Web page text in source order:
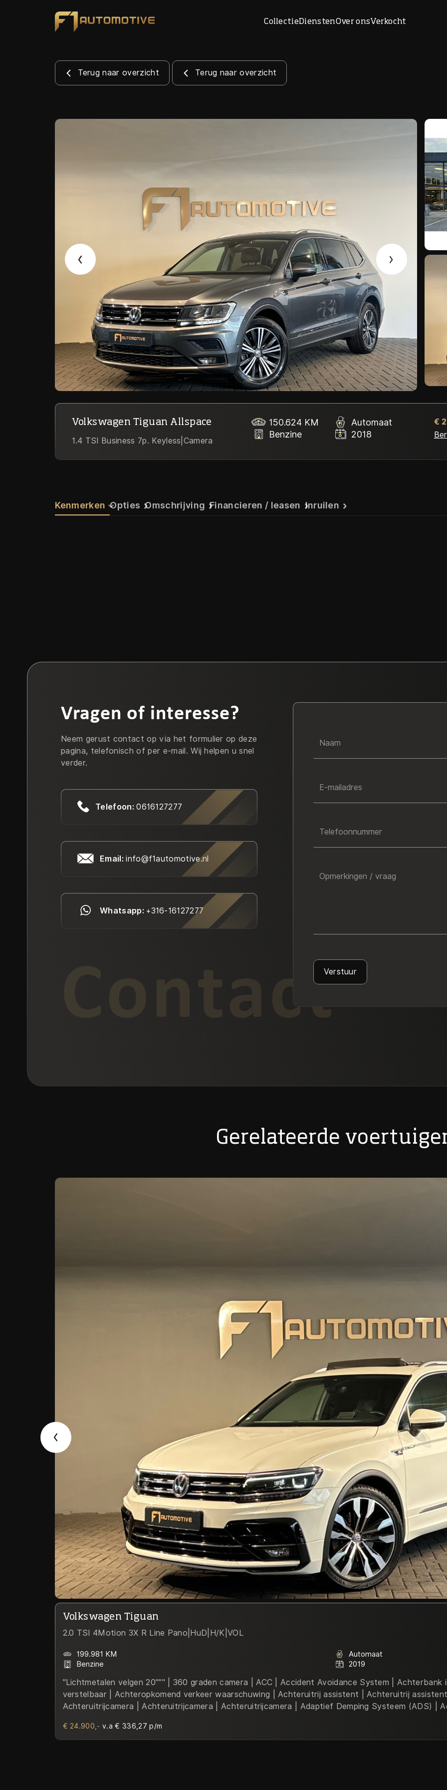
CollectieDienstenOver onsVerkocht
Collectie
Verkocht
Contact
Terug naar overzicht Terug naar overzicht
Volkswagen Tiguan Allspace
1.4 TSI Business 7p. Keyless|Camera
150.624 KM
Automaat
Benzine
2018
€
Kenmerken Opties Omschrijving Financieren / leasen Inruilen
Vragen of interesse?
Neem gerust contact op via het formulier op deze
pagina, telefonisch of per e-mail. Wij helpen u snel
verder.
Telefoon:0616127277
Email:info@f1automotive.nl
Whatsapp: +316-16127277
Contact
Naam
E-mailadres
Telefoonnummer
Opmerkingen / vraag
Verstuur
Gerelateerde
Volkswagen Tiguan
2.0 TSI 4Motion 3X R Line Pano|HuD|H/K|VOL
199.981 KM
Automaat
Benzine
2019
"Lichtmetalen velgen 20""" | 360 graden camera | ACC | Accident Avoidance System | Achterbank
verstelbaar | Achteropkomend verkeer waarschuwing | Achteruitrij assistent | Achteruitrij
Achteruitrijcamera | Achteruitrijcamera | Achteruitrijcamera | Adaptief Demping Systeem (ADS) |
Airco automatisch | Airco separaat achter | Aluminium interieur afwerking | Ambienteverlichting |
Blokkeer Systeem (ABS) | Apple CarPlay | Armsteun achter | Armsteun voor | Audioinstallatie met
€ 24.900,-v.a € 336,27 p/m